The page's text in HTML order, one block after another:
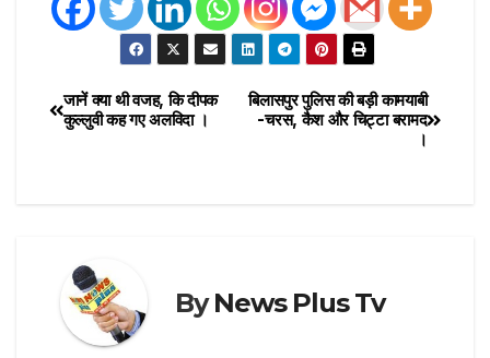
बिलासपुर पुलिस की बड़ी कामयाबी
-चरस, कैश और चिट्टा बरामद
।
जानें क्या थी वजह, कि दीपक
कुल्लुवी कह गए अलविदा ।
ByNews Plus Tv